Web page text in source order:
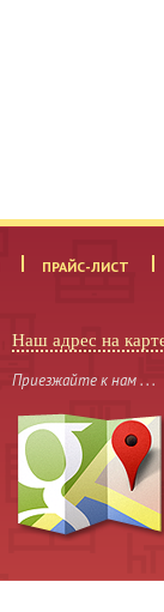
ПРАЙС-ЛИСТ
Наш адрес на
Приезжайте к нам . . .